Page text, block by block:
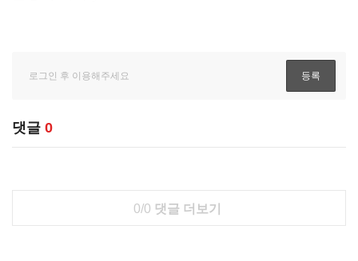
댓글 0
0/0 댓글 더보기